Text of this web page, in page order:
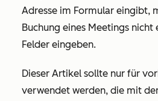
Adresse im Formular eingibt,
Buchung eines Meetings nicht
Felder eingeben.
Dieser Artikel sollte nur für
verwendet werden, die mit